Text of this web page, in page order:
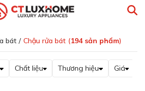
bát / Chậu rửa bát (194 sản phẩm)
Chất liệu Thương hiệu Giá